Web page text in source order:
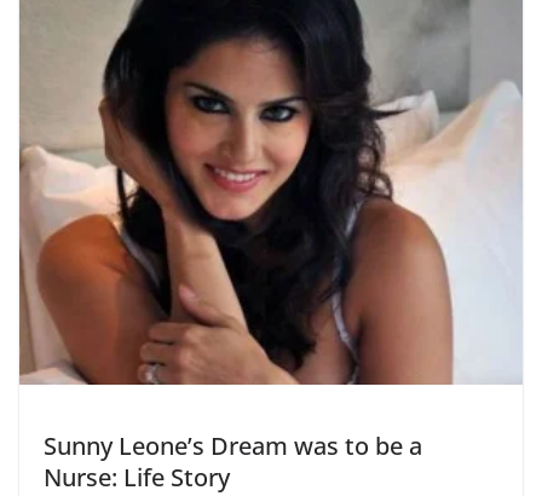
Sunny Leone’s Dream was to be a
Nurse: Life Story